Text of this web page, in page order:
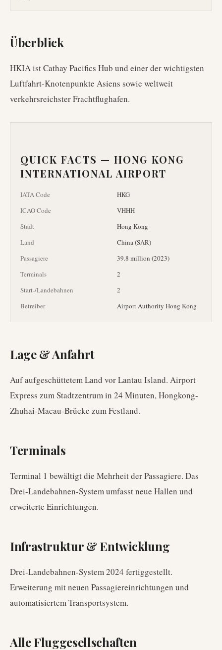
Überblick
HKIA ist Cathay Pacifics Hub und einer der wichtigsten
Luftfahrt-Knotenpunkte Asiens sowie weltweit
verkehrsreichster Frachtflughafen.
QUICK FACTS — HONG KONG
INTERNATIONAL AIRPORT
IATA Code
HKG
ICAO Code
VHHH
Stadt
Hong Kong
Land
China (SAR)
Passagiere
39.8 million (2023)
Terminals
2
Start-/Landebahnen
2
Betreiber
Airport Authority Hong Kong
Lage & Anfahrt
Auf aufgeschüttetem Land vor Lantau Island. Airport
Express zum Stadtzentrum in 24 Minuten, Hongkong-
Zhuhai-Macau-Brücke zum Festland.
Terminals
Terminal 1 bewältigt die Mehrheit der Passagiere. Das
Drei-Landebahnen-System umfasst neue Hallen und
erweiterte Einrichtungen.
Infrastruktur & Entwicklung
Drei-Landebahnen-System 2024 fertiggestellt.
Erweiterung mit neuen Passagiereinrichtungen und
automatisiertem Transportsystem.
Alle Fluggesellschaften